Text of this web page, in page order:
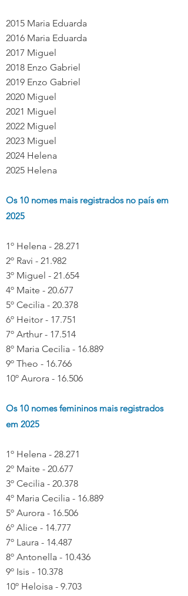
2015 Maria Eduarda
2016 Maria Eduarda
2017 Miguel
2018 Enzo Gabriel
2019 Enzo Gabriel
2020 Miguel
2021 Miguel
2022 Miguel
2023 Miguel
2024 Helena
2025 Helena
Os 10 nomes mais registrados no país em
2025
1º Helena - 28.271
2º Ravi - 21.982
3º Miguel - 21.654
4º Maite - 20.677
5º Cecilia - 20.378
6º Heitor - 17.751
7º Arthur - 17.514
8º Maria Cecilia - 16.889
9º Theo - 16.766
10º Aurora - 16.506
Os 10 nomes femininos mais registrados
em 2025
1º Helena - 28.271
2º Maite - 20.677
3º Cecilia - 20.378
4º Maria Cecilia - 16.889
5º Aurora - 16.506
6º Alice - 14.777
7º Laura - 14.487
8º Antonella - 10.436
9º Isis - 10.378
10º Heloisa - 9.703